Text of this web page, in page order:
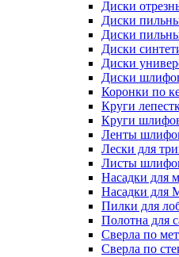
Диски
Диски
Диски
Диски
Диски
Диски
Коронки по
Круги
Круги
Ленты
Лески для
Листы
Насадки для
Насадки
Пилки для
Полотна для
Сверла по
Сверла по